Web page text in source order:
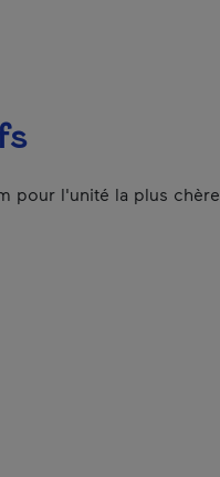
pour l'unité la plus chère